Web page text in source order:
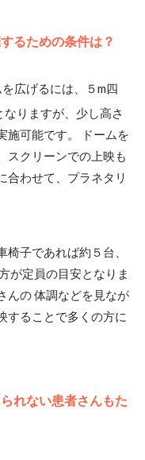
るための条件は？
広げるには、５m四
りますが、少し高さ
施可能です。 ドームを
スクリーンでの上映も
合わせて、プラネタリ
子であれば約５台、
が定員の目安となりま
んの 体調などを見なが
することで多くの方に
れない患者さんもた